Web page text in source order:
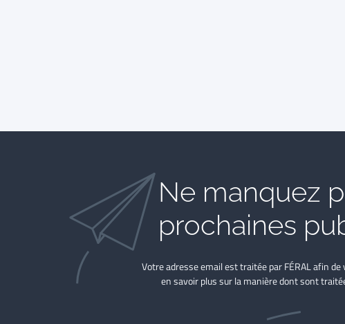
Ne manquez
prochaines
Votre adresse email est traitée par FÉRAL afin
en savoir plus sur la manière dont sont